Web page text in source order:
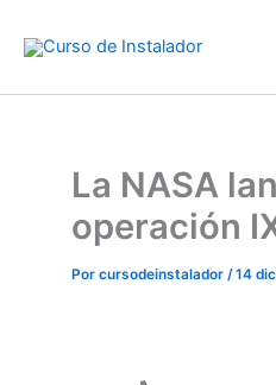
La NASA
operación
Por cursodeinstalador /14